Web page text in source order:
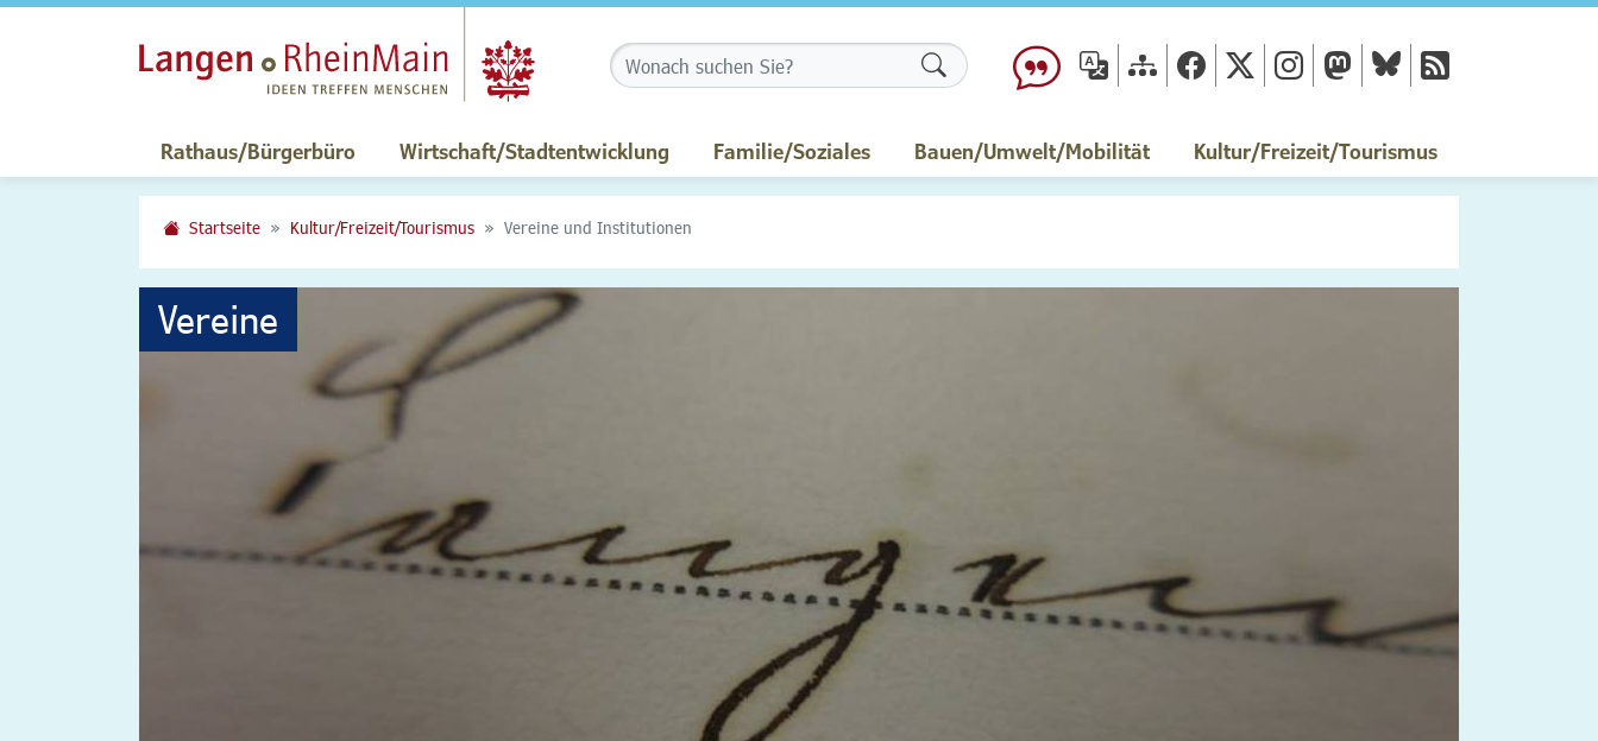
Formularschaltfläche
Rathaus/Bürgerbüro Wirtschaft/Stadtentwicklung Familie/Soziales Bauen/Umwelt/Mobilität Kultur/Freizeit/Tourismus
Startseite Kultur/Freizeit/Tourismus Vereine und Institutionen
Vereine